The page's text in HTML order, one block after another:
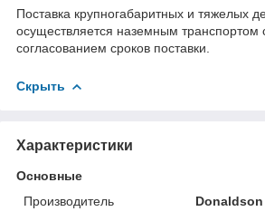
Поставка крупногабаритных и тяжелых
осуществляется наземным транспортом
согласованием сроков поставки.
Скрыть
Характеристики
Основные
Производитель
Donaldson